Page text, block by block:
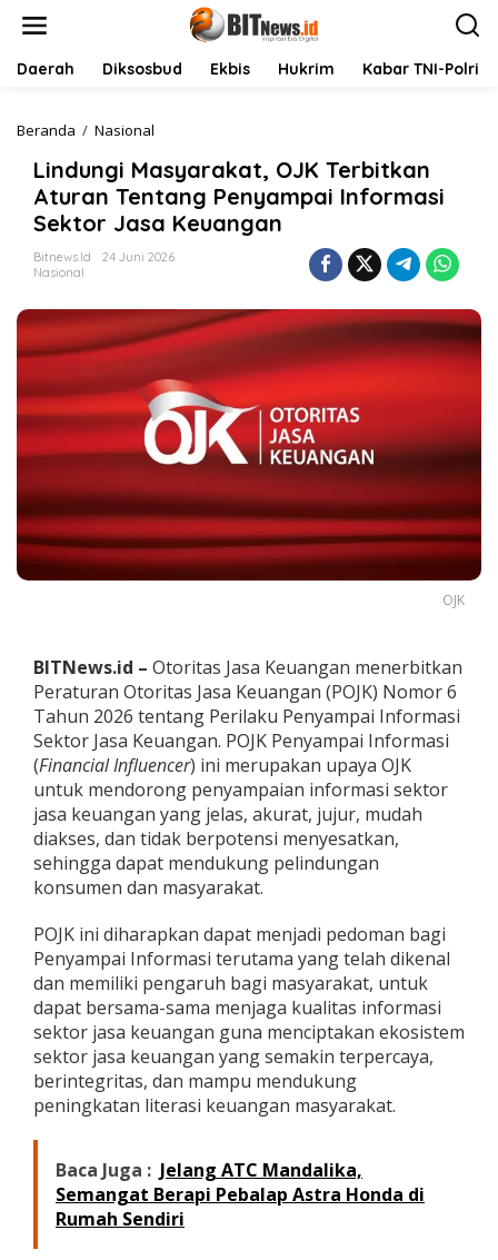
Daerah Diksosbud Ekbis Hukrim Kabar TNI-Polri
Beranda / Nasional
n
d
u
n
g
a
s
y
r
a
k
a
t
,
O
J
K
T
t
k
a
A
t
u
a
n
T
e
t
a
n
g
P
e
n
y
a
m
I
n
f
Lindungi Masyarakat, OJK Terbitkan
Aturan Tentang Penyampai Informasi
Sektor Jasa Keuangan
Bitnews.id
24 Juni 2026
Nasional
OJK
BITNews.id – Otoritas Jasa Keuangan menerbitkan
Peraturan Otoritas Jasa Keuangan (POJK) Nomor 6
Tahun 2026 tentang Perilaku Penyampai Informasi
Sektor Jasa Keuangan. POJK Penyampai Informasi
(Financial Influencer) ini merupakan upaya OJK
untuk mendorong penyampaian informasi sektor
jasa keuangan yang jelas, akurat, jujur, mudah
diakses, dan tidak berpotensi menyesatkan,
sehingga dapat mendukung pelindungan
konsumen dan masyarakat.
POJK ini diharapkan dapat menjadi pedoman bagi
Penyampai Informasi terutama yang telah dikenal
dan memiliki pengaruh bagi masyarakat, untuk
dapat bersama-sama menjaga kualitas informasi
sektor jasa keuangan guna menciptakan ekosistem
sektor jasa keuangan yang semakin terpercaya,
berintegritas, dan mampu mendukung
peningkatan literasi keuangan masyarakat.
Baca Juga : Jelang ATC Mandalika,
Semangat Berapi Pebalap Astra Honda di
Rumah Sendiri